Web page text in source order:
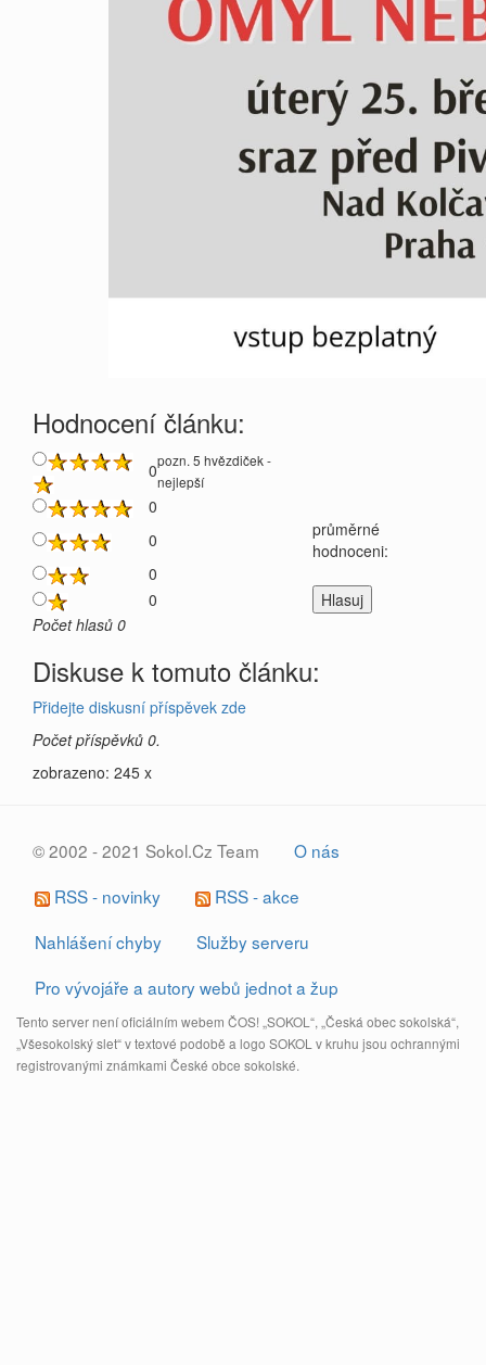
Hodnocení článku:
0pozn. 5 hvězdiček -
nejlepší
0
0
průměrné
hodnoceni:
0
0
Počet hlasů 0
Diskuse k tomuto článku:
Přidejte diskusní příspěvek zde
Počet příspěvků 0.
zobrazeno: 245 x
© 2002 - 2021 Sokol.Cz Team
O nás
RSS - novinky
RSS - akce
Nahlášení chyby
Služby serveru
Pro vývojáře a autory webů jednot a žup
Tento server není oficiálním webem ČOS! „SOKOL“, „Česká obec sokolská“,
„Všesokolský slet“ v textové podobě a logo SOKOL v kruhu jsou ochrannými
registrovanými známkami České obce sokolské.